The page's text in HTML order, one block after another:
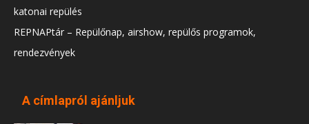
katonai repülés
REPNAPtár – Repülőnap, airshow, repülős programok,
rendezvények
A címlapról ajánljuk